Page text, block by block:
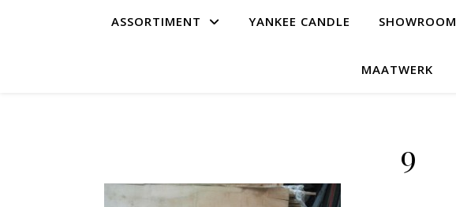
ASSORTIMENT YANKEE CANDLE SHOWROOM
MAATWERK
9